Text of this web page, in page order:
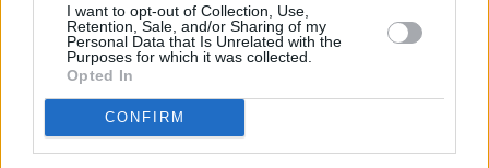
I want to opt-out of Collection, Use,
Retention, Sale, and/or Sharing of my
Personal Data that Is Unrelated with the
Purposes for which it was collected.
Opted In
CONFIRM